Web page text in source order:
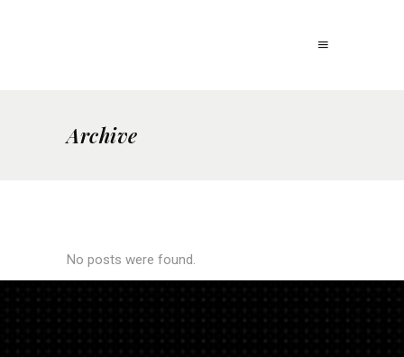
Archive
No posts were found.